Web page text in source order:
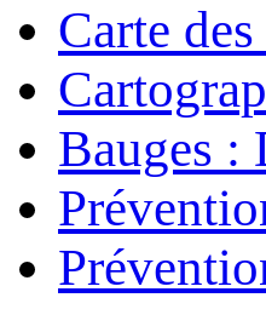
Carte
Bauges :